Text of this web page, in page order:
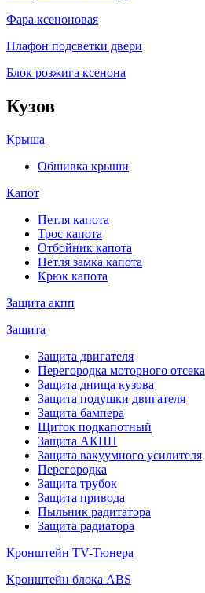
Фара ксеноновая
Плафон подсветки двери
Блок розжига ксенона
Кузов
Крыша
Обшивка крыши
Капот
Петля капота
Трос капота
Отбойник капота
Петля замка капота
Крюк капота
Защита акпп
Защита
Защита двигателя
Перегородка моторного отсека
Защита днища кузова
Защита подушки двигателя
Защита бампера
Щиток подкапотный
Защита АКПП
Защита вакуумного усилителя
Перегородка
Защита трубок
Защита привода
Пыльник радитатора
Защита радиатора
Кронштейн TV-Тюнера
Кронштейн блока ABS